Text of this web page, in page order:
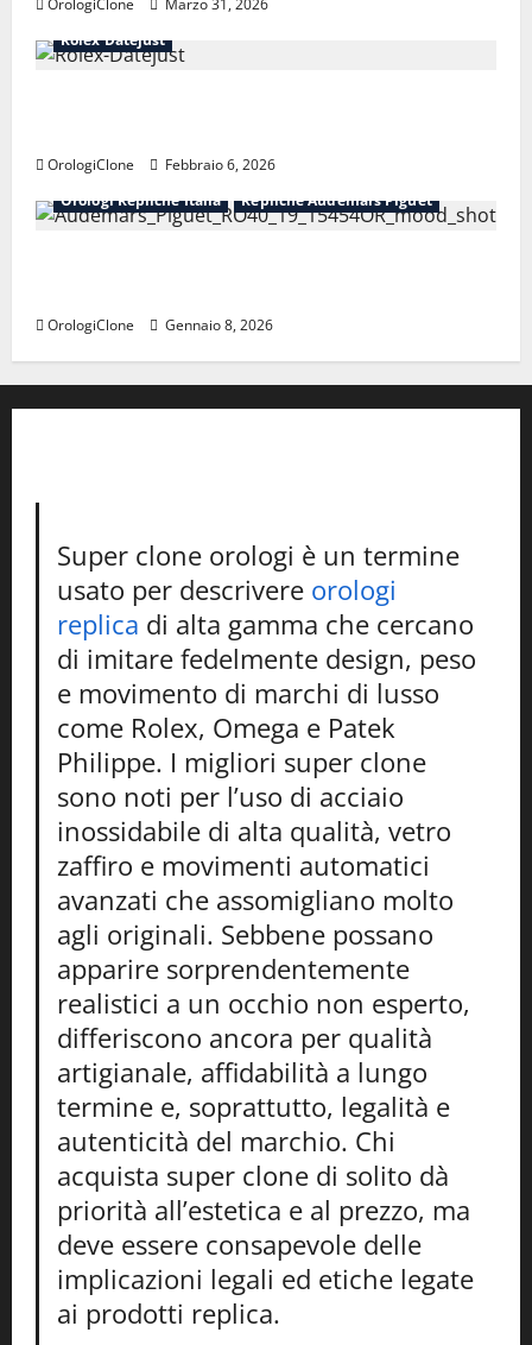
Orologi Repliche Italia
Repliche Rolex
Rolex Datejust
OrologiClone
Febbraio 6, 2026
Orologi Repliche Italia
Repliche Audemars Piguet
OrologiClone Gennaio 8, 2026
Super clone orologi è un termine
usato per descrivere orologi
replica di alta gamma che cercano
di imitare fedelmente design, peso
e movimento di marchi di lusso
come Rolex, Omega e Patek
Philippe. I migliori super clone
sono noti per l’uso di acciaio
inossidabile di alta qualità, vetro
zaffiro e movimenti automatici
avanzati che assomigliano molto
agli originali. Sebbene possano
apparire sorprendentemente
realistici a un occhio non esperto,
differiscono ancora per qualità
artigianale, affidabilità a lungo
termine e, soprattutto, legalità e
autenticità del marchio. Chi
acquista super clone di solito dà
priorità all’estetica e al prezzo, ma
deve essere consapevole delle
implicazioni legali ed etiche legate
ai prodotti replica.